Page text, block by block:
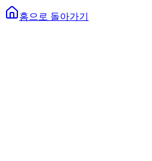
홈으로 돌아가기